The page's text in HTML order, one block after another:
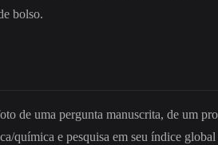
bolso.
de uma pergunta manuscrita, de um
e pesquisa em seu índice